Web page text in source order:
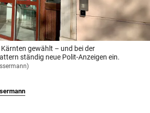
& Co KG 2026
gewählt – und bei der
ständig neue Polit-Anzeigen ein.